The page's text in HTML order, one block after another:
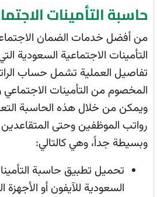
حاسبة التأمينات
من أفضل خدمات الضمان
التأمينات الاجتماعية السعودية
تفاصيل العملية تشمل حساب
المخصوم من التأمينات الاجتماعي
ويمكن من خلال هذه الحاسبة
رواتب الموظفين وحتى
وبسيطة جداً، وهي كالتالي:
تحميل تطبيق حاسبة